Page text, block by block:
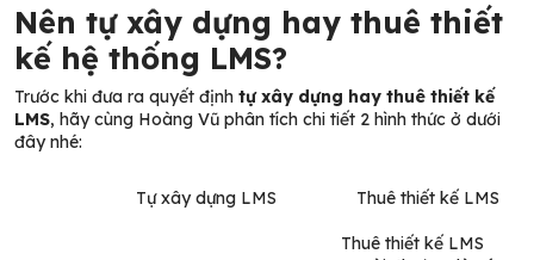
Nên tự xây dựng hay thuê thiết
kế hệ thống LMS?
Trước khi đưa ra quyết định tự xây dựng hay thuê thiết kế
LMS, hãy cùng Hoàng Vũ phân tích chi tiết 2 hình thức ở dưới
đây nhé:
Tự xây dựng LMS Thuê thiết kế LMS
Thuê thiết kế LMS